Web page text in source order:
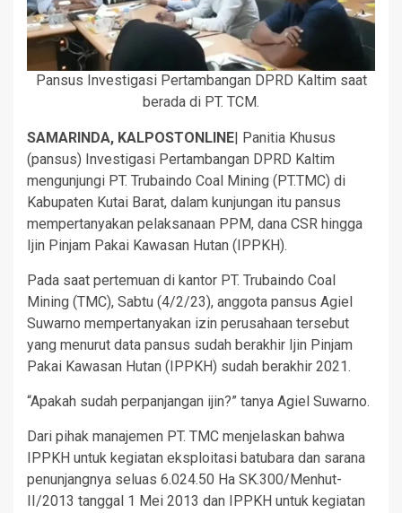
Pansus Investigasi Pertambangan DPRD Kaltim saat
berada di PT. TCM.
SAMARINDA, KALPOSTONLINE | Panitia Khusus
(pansus) Investigasi Pertambangan DPRD Kaltim
mengunjungi PT. Trubaindo Coal Mining (PT.TMC) di
Kabupaten Kutai Barat, dalam kunjungan itu pansus
mempertanyakan pelaksanaan PPM, dana CSR hingga
Ijin Pinjam Pakai Kawasan Hutan (IPPKH).
Pada saat pertemuan di kantor PT. Trubaindo Coal
Mining (TMC), Sabtu (4/2/23), anggota pansus Agiel
Suwarno mempertanyakan izin perusahaan tersebut
yang menurut data pansus sudah berakhir Ijin Pinjam
Pakai Kawasan Hutan (IPPKH) sudah berakhir 2021.
“Apakah sudah perpanjangan ijin?” tanya Agiel Suwarno.
Dari pihak manajemen PT. TMC menjelaskan bahwa
IPPKH untuk kegiatan eksploitasi batubara dan sarana
penunjangnya seluas 6.024.50 Ha SK.300/Menhut-
II/2013 tanggal 1 Mei 2013 dan IPPKH untuk kegiatan